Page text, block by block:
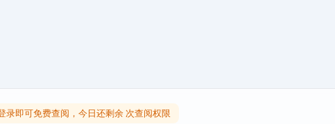
录即可免费查阅，今日还剩余 次查阅权限